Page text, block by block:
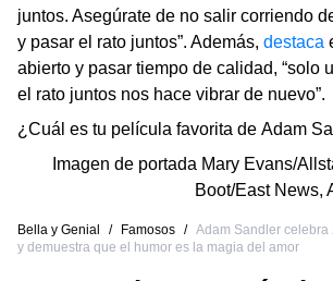
juntos. Asegúrate de no salir corriendo
y pasar el rato juntos”. Además, destaca
abierto y pasar tiempo de calidad, “solo
el rato juntos nos hace vibrar de nuevo”.
¿Cuál es tu película favorita de Adam
Imagen de portada Mary Evans/
Boot/East News,
Bella y Genial / Famosos / Adam Sandler celebra
y demuestra que el humor es la magia del amor